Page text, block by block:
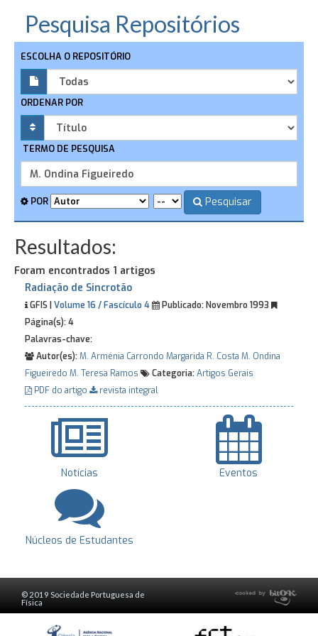
Pesquisa Repositórios
ESCOLHA O REPOSITÓRIO
ORDENAR POR
TERMO DE PESQUISA
POR Pesquisar
Resultados:
Foram encontrados 1 artigos
Radiação de Sincrotão
GFIS | Volume 16 / Fascículo 4 Publicado: Novembro 1993
Página(s):4
Palavras-chave:
Autor(es):M. Arménia Carrondo Margarida R. Costa M. Ondina
Figueiredo M. Teresa Ramos Categoria:Artigos Gerais
PDF do artigo
revista integral
Notícias Eventos
Núcleos de Estudantes
© 2019 Sociedade Portuguesa de
Física